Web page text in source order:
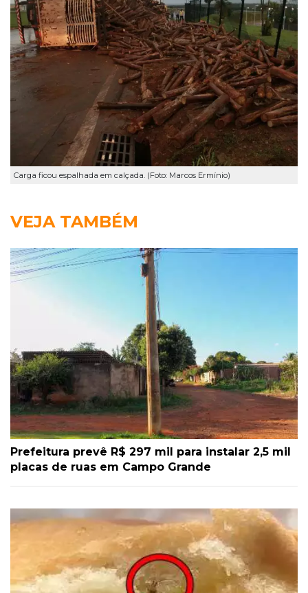
Carga ficou espalhada em calçada. (Foto: Marcos Ermínio)
VEJA TAMBÉM
Prefeitura prevê R$ 297 mil para instalar 2,5 mil
placas de ruas em Campo Grande